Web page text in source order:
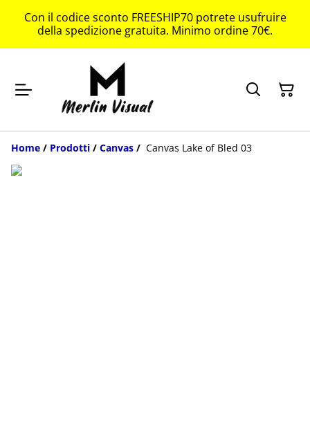
Con il codice sconto FREESHIP70 potrete usufruire
della spedizione gratuita. Minimo ordine 70€.
Home / Prodotti / Canvas / Canvas Lake of Bled 03